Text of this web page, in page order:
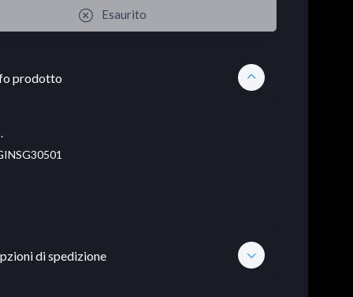
Esaurito
prodotto
di spedizione